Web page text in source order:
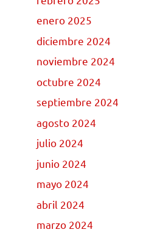
enero 2025
diciembre 2024
noviembre 2024
octubre 2024
septiembre 2024
agosto 2024
julio 2024
junio 2024
mayo 2024
abril 2024
marzo 2024